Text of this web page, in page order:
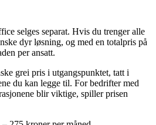
selges separat. Hvis du trenger alle
dyr løsning, og med en totalpris på
per ansatt.
grei pris i utgangspunktet, tatt i
du kan legge til. For bedrifter med
blir viktige, spiller prisen